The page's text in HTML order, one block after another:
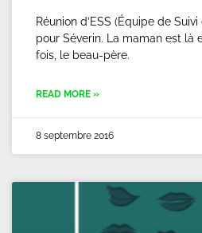
Réunion d’ESS (Équipe de
pour Séverin. La maman est là
fois, le beau-père.
READ MORE »
8 septembre 2016